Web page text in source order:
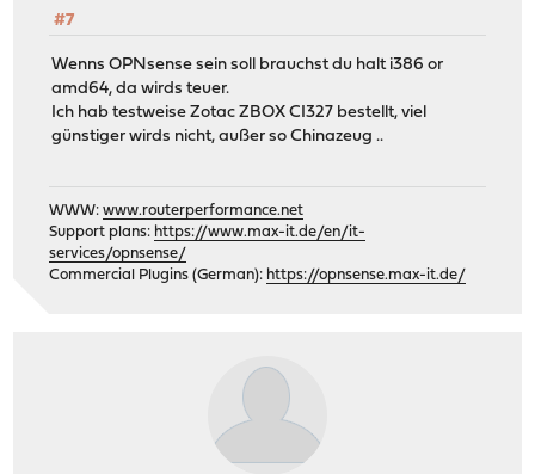
#7
Wenns OPNsense sein soll brauchst du halt i386 or
amd64, da wirds teuer.
Ich hab testweise Zotac ZBOX CI327 bestellt, viel
günstiger wirds nicht, außer so Chinazeug ..
WWW:www.routerperformance.net
Support plans: https://www.max-it.de/en/it-
services/opnsense/
Commercial Plugins (German): https://opnsense.max-it.de/